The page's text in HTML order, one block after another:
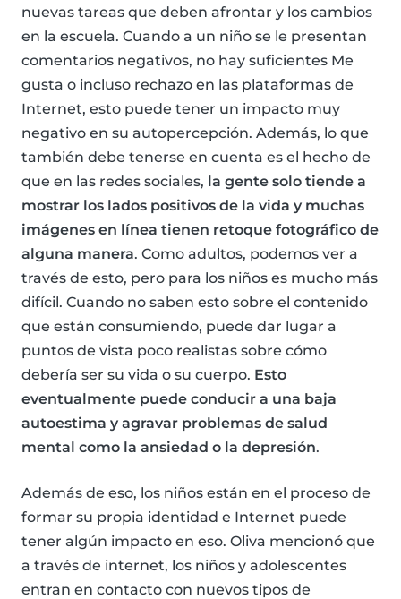
nuevas tareas que deben afrontar y los cambios
en la escuela. Cuando a un niño se le presentan
comentarios negativos, no hay suficientes Me
gusta o incluso rechazo en las plataformas de
Internet, esto puede tener un impacto muy
negativo en su autopercepción. Además, lo que
también debe tenerse en cuenta es el hecho de
que en las redes sociales, la gente solo tiende a
mostrar los lados positivos de la vida y muchas
imágenes en línea tienen retoque fotográfico de
alguna manera. Como adultos, podemos ver a
través de esto, pero para los niños es mucho más
difícil. Cuando no saben esto sobre el contenido
que están consumiendo, puede dar lugar a
puntos de vista poco realistas sobre cómo
debería ser su vida o su cuerpo. Esto
eventualmente puede conducir a una baja
autoestima y agravar problemas de salud
mental como la ansiedad o la depresión.
Además de eso, los niños están en el proceso de
formar su propia identidad e Internet puede
tener algún impacto en eso. Oliva mencionó que
a través de internet, los niños y adolescentes
entran en contacto con nuevos tipos de